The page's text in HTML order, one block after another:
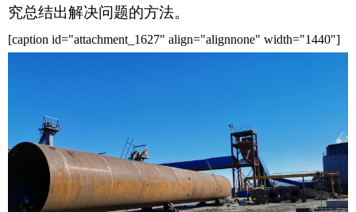
究总结出解决问题的方法。
[caption id="attachment_1627" align="alignnone" width="1440"]